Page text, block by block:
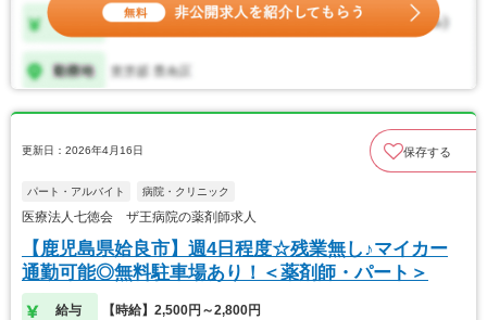
更新日：2026年4月16日 保存する
パート・アルバイト 病院・クリニック
医療法人七徳会 ザ王病院の薬剤師求人
【鹿児島県姶良市】週4日程度☆残業無し♪マイカー
通勤可能◎無料駐車場あり！＜薬剤師・パート＞
給与 【時給】2,500円～2,800円